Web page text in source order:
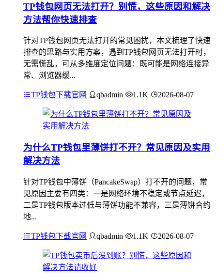
TP钱包网页无法打开？别慌，这些原因和解决
方法帮你快速排查
针对TP钱包网页无法打开的常见困扰，本文梳理了快速
排查的思路与实用方案，遇到TP钱包网页无法打开时，
无需慌乱，可从多维度定位问题：既可能是网络连接异
常、浏览器缓...
TP钱包下载官网 qbadmin 1.1K 2026-08-07
为什么TP钱包里薄饼打不开？常见原因及实用
解决方法
针对TP钱包中薄饼（PancakeSwap）打不开的问题，常
见原因主要有四类：一是网络环境不稳定或节点延迟，
二是TP钱包版本过低与薄饼功能不兼容，三是薄饼合约
地...
TP钱包下载官网 qbadmin 1.1K 2026-08-07